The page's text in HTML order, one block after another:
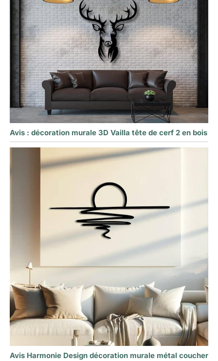
Avis : décoration murale 3D Vailla tête de cerf 2 en bois
Avis Harmonie Design décoration murale métal coucher